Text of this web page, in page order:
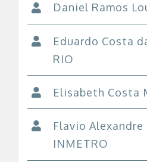
Daniel Ramos
Eduardo Costa
RIO
Elisabeth Costa
Flavio
INMETRO